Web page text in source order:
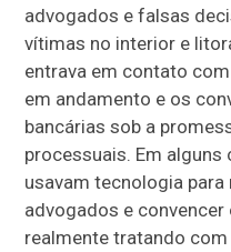
advogados e falsas
vítimas no interior e
entrava em contato
em andamento e os
bancárias sob a
processuais. Em
usavam tecnologia
advogados e
realmente tratando